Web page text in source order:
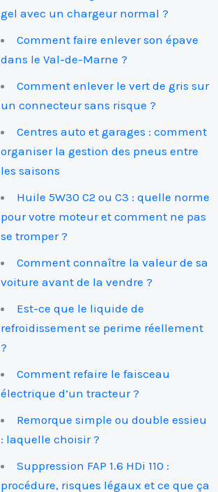
gel avec un chargeur normal ?
Comment faire enlever son épave
dans le Val-de-Marne ?
Comment enlever le vert de gris sur
un connecteur sans risque ?
Centres auto et garages : comment
organiser la gestion des pneus entre
les saisons
Huile 5W30 C2 ou C3 : quelle norme
pour votre moteur et comment ne pas
se tromper ?
Comment connaître la valeur de sa
voiture avant de la vendre ?
Est-ce que le liquide de
refroidissement se perime réellement
?
Comment refaire le faisceau
électrique d’un tracteur ?
Remorque simple ou double essieu
: laquelle choisir ?
Suppression FAP 1.6 HDi 110 :
procédure, risques légaux et ce que ça